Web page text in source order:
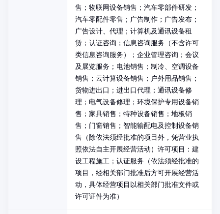
售；物联网设备销售；汽车零部件研发；
汽车零配件零售；广告制作；广告发布；
广告设计、代理；计算机及通讯设备租
赁；认证咨询；信息咨询服务（不含许可
类信息咨询服务）；企业管理咨询；会议
及展览服务；电池销售；制冷、空调设备
销售；云计算设备销售；户外用品销售；
货物进出口；进出口代理；通讯设备修
理；电气设备修理；环境保护专用设备销
售；家具销售；特种设备销售；地板销
售；门窗销售；智能输配电及控制设备销
售（除依法须经批准的项目外，凭营业执
照依法自主开展经营活动）许可项目：建
设工程施工；认证服务（依法须经批准的
项目，经相关部门批准后方可开展经营活
动，具体经营项目以相关部门批准文件或
许可证件为准）